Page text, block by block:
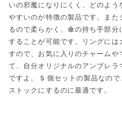
いの邪魔になりにくく、どのよ
やすいのが特徴の製品です。また
るので柔らかく、傘の持ち手部
することが可能です。リングには
すので、お気に入りのチャームや
て、自分オリジナルのアンブレ
ですよ。5個セットの製品なので
ストックにするのに最適です。